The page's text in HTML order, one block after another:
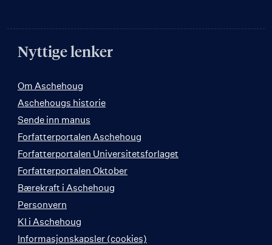
Nyttige lenker
Om Aschehoug
Aschehougs historie
Sende inn manus
Forfatterportalen Aschehoug
Forfatterportalen Universitetsforlaget
Forfatterportalen Oktober
Bærekraft i Aschehoug
Personvern
KI i Aschehoug
Informasjonskapsler (cookies)